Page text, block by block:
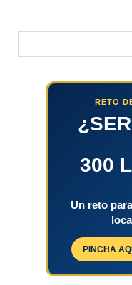
RETO
300
Un reto
PINCHA